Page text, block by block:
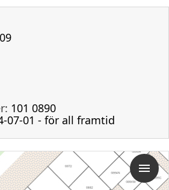
101 0890
07-01 - för all framtid